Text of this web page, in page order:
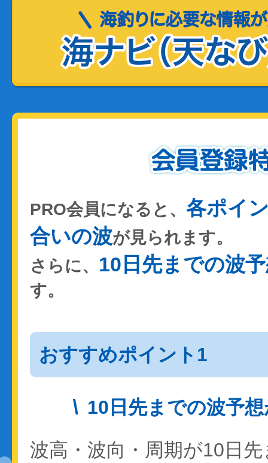
PRO会員になると、 各ポイ
合いの波が見られます。
さらに、 10日先までの波
す。
おすすめポイント1
10日先までの波予
波高・波向・周期が10日